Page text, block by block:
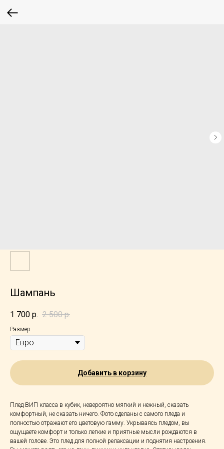
Шампань
1 700 р. 2 500 р.
Размер
Добавить в корзину
Плед ВИП класса в кубик, невероятно мягкий и нежный, сказать
комфортный, не сказать ничего. Фото сделаны с самого пледа и
полностью отражают его цветовую гамму. Укрываясь пледом, вы
ощущаете комфорт и только легкие и приятные мысли рождаются в
вашей голове. Это плед для полной релаксации и поднятия настроения.